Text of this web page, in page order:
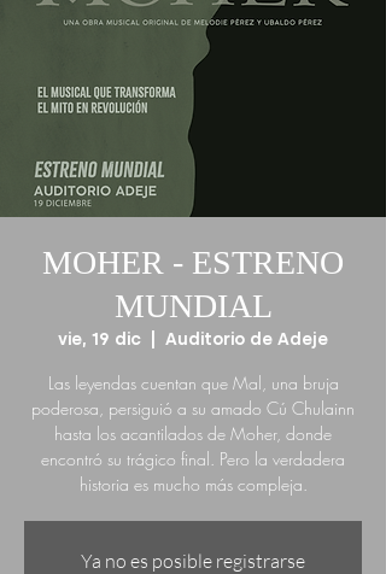
MOHER - ESTRENO
MUNDIAL
vie, 19 dic Auditorio de Adeje
Las leyendas cuentan que Mal, una bruja
poderosa, persiguió a su amado Cú Chulainn
hasta los acantilados de Moher, donde
encontró su trágico final. Pero la verdadera
historia es mucho más compleja.
Ya no es posible registrarse